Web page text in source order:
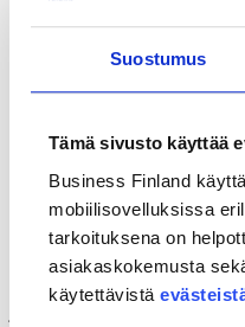
Suostumus
Tämä sivusto käyttää
Business Finland
mobiilisovelluksissa
tarkoituksena on
asiakaskokemusta
käytettävistä
satamissa.
ulla.lainio (at)
Maria Westerholm, Director,
maria.westerholm (at)
+358 40 343 3431
John Lund, Sales and